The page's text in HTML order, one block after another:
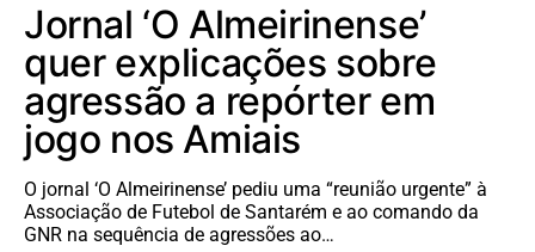
Jornal ‘O Almeirinense’
quer explicações sobre
agressão a repórter em
jogo nos Amiais
O jornal ‘O Almeirinense’ pediu uma “reunião urgente” à
Associação de Futebol de Santarém e ao comando da
GNR na sequência de agressões ao…